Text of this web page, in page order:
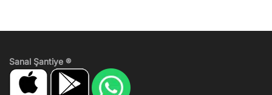
Sanal Şantiye ®